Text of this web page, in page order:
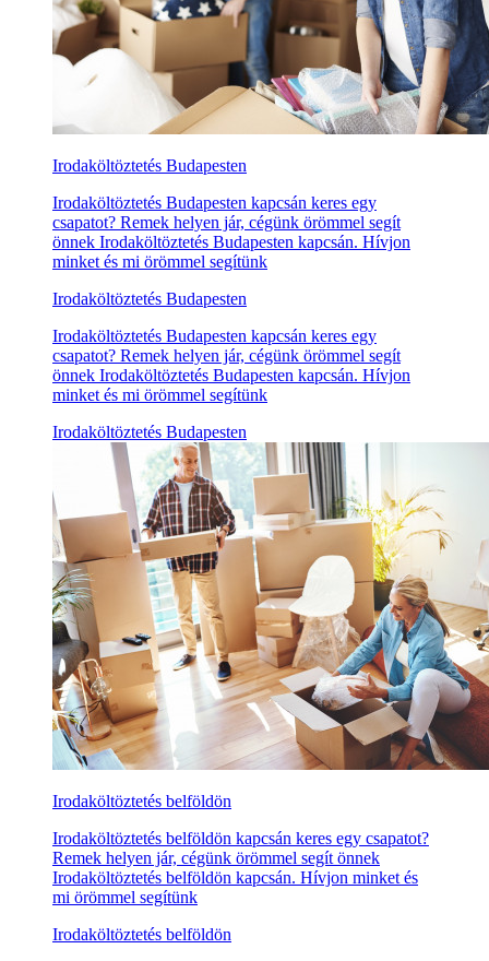
Irodaköltöztetés Budapesten
Irodaköltöztetés Budapesten kapcsán keres egy
csapatot? Remek helyen jár, cégünk örömmel segít
önnek Irodaköltöztetés Budapesten kapcsán. Hívjon
minket és mi örömmel segítünk
Irodaköltöztetés Budapesten
Irodaköltöztetés Budapesten kapcsán keres egy
csapatot? Remek helyen jár, cégünk örömmel segít
önnek Irodaköltöztetés Budapesten kapcsán. Hívjon
minket és mi örömmel segítünk
Irodaköltöztetés Budapesten
Irodaköltöztetés belföldön
Irodaköltöztetés belföldön kapcsán keres egy csapatot?
Remek helyen jár, cégünk örömmel segít önnek
Irodaköltöztetés belföldön kapcsán. Hívjon minket és
mi örömmel segítünk
Irodaköltöztetés belföldön